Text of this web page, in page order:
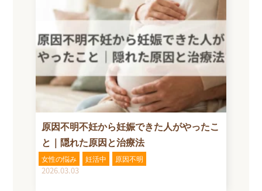
原因不明不妊から妊娠できた人がやったこ
と｜隠れた原因と治療法
女性の悩み 妊活中 原因不明
2026.03.03